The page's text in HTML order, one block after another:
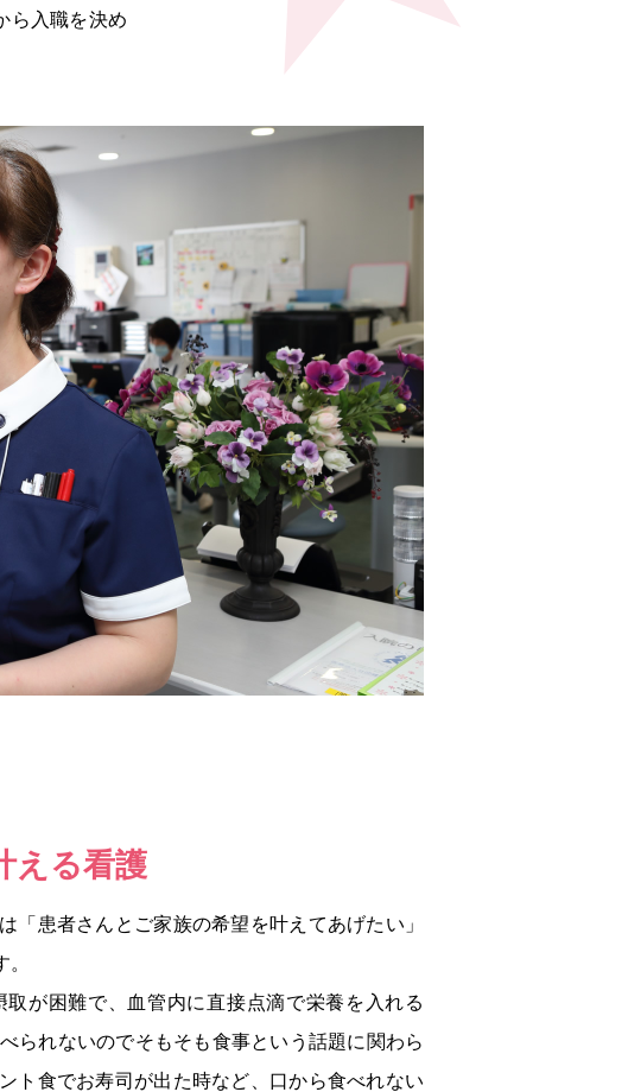
ら入職を決め
える看護
「患者さんとご家族の希望を叶えてあげたい」
が困難で、血管内に直接点滴で栄養を入れる
られないのでそもそも食事という話題に関わら
ト食でお寿司が出た時など、口から食べれない